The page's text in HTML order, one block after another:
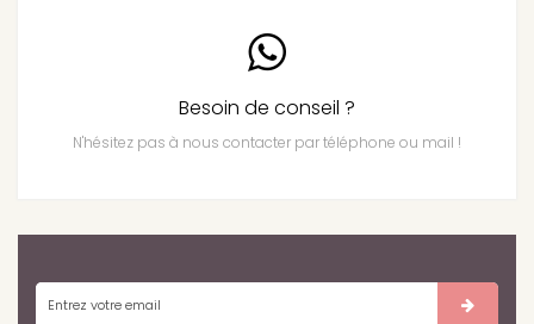
Besoin de conseil ?
N'hésitez pas à nous contacter par téléphone ou mail !